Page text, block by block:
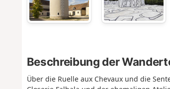
Beschreibung der
Über die Ruelle aux Chevaux und die